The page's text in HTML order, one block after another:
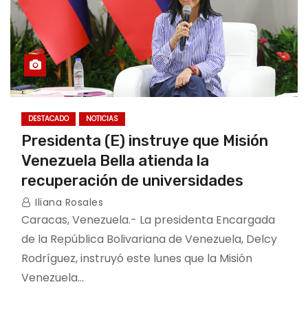
DESTACADO NOTICIAS
Presidenta (E) instruye que Misión
Venezuela Bella atienda la
recuperación de universidades
Iliana Rosales
Caracas, Venezuela.- La presidenta Encargada
de la República Bolivariana de Venezuela, Delcy
Rodríguez, instruyó este lunes que la Misión
Venezuela…